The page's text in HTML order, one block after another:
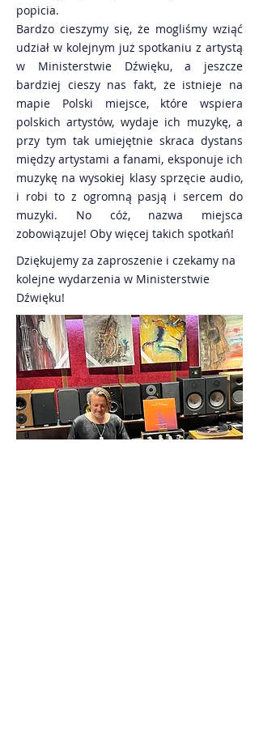
popicia.
Bardzo cieszymy się, że mogliśmy wziąć
udział w kolejnym już spotkaniu z artystą
w Ministerstwie Dźwięku, a jeszcze
bardziej cieszy nas fakt, że istnieje na
mapie Polski miejsce, które wspiera
polskich artystów, wydaje ich muzykę, a
przy tym tak umiejętnie skraca dystans
między artystami a fanami, eksponuje ich
muzykę na wysokiej klasy sprzęcie audio,
i robi to z ogromną pasją i sercem do
muzyki. No cóż, nazwa miejsca
zobowiązuje! Oby więcej takich spotkań!
Dziękujemy za zaproszenie i czekamy na
kolejne wydarzenia w Ministerstwie
Dźwięku!